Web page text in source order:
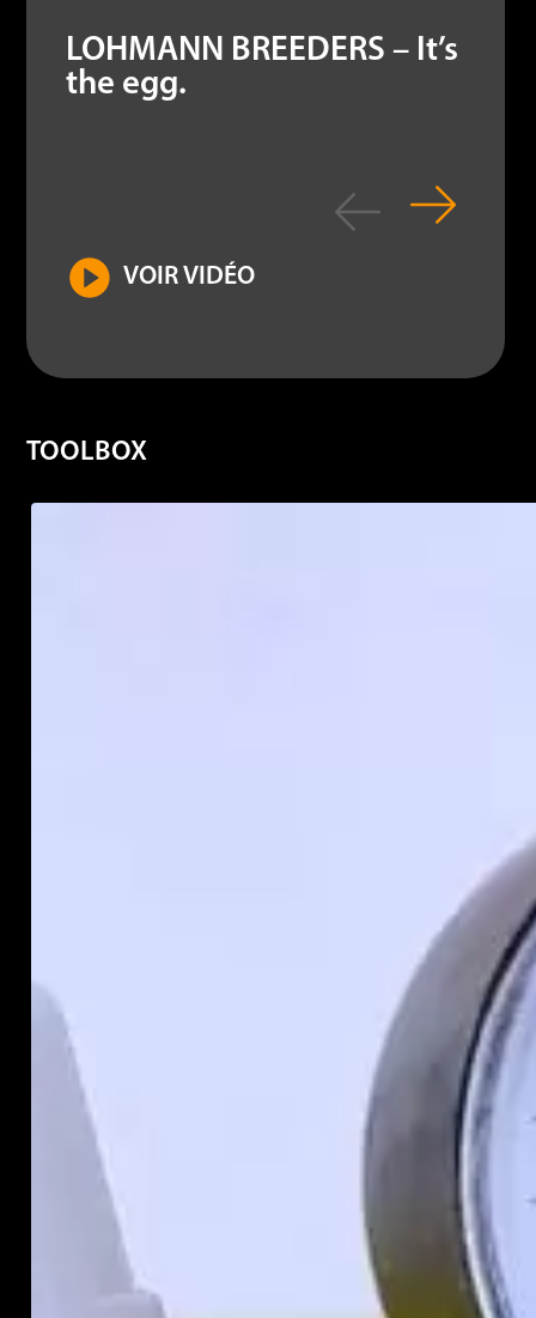
LOHMANN BREEDERS – It’s
the egg.
VOIR VIDÉO
TOOLBOX